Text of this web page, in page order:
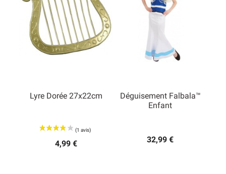
Lyre Dorée 27x22cm
4,99 €
Déguisement Falbala™
Enfant
32,99 €